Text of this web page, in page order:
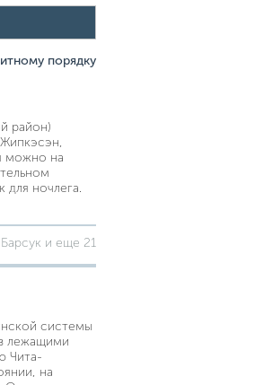
порядку
район)
можно на
ночлега.
Барсук и еще 21
системы
лежащими
Чита-
на